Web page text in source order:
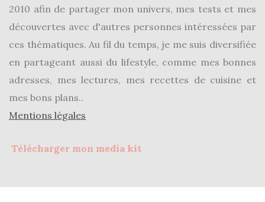
2010 afin de partager mon univers, mes tests et mes
découvertes avec d'autres personnes intéressées par
ces thématiques. Au fil du temps, je me suis diversifiée
en partageant aussi du lifestyle, comme mes bonnes
adresses, mes lectures, mes recettes de cuisine et
mes bons plans..
Mentions légales
Télécharger mon media kit